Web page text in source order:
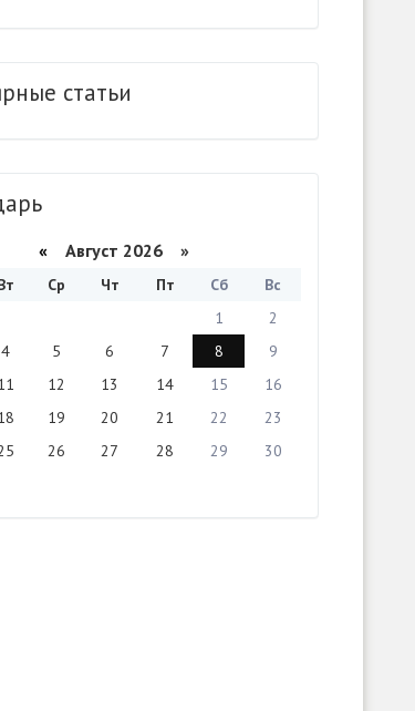
статьи
« Август 2026 »
Ср Чт Пт Сб
Вс
1
2
4 5 6 7 8
9
12 13 14 15
16
19 20 21 22
23
26 27 28 29
30